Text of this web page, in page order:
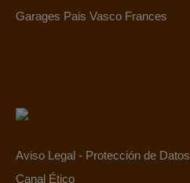
Garages Pais Vasco Frances
Aviso Legal - Protección de Datos
Canal Ético